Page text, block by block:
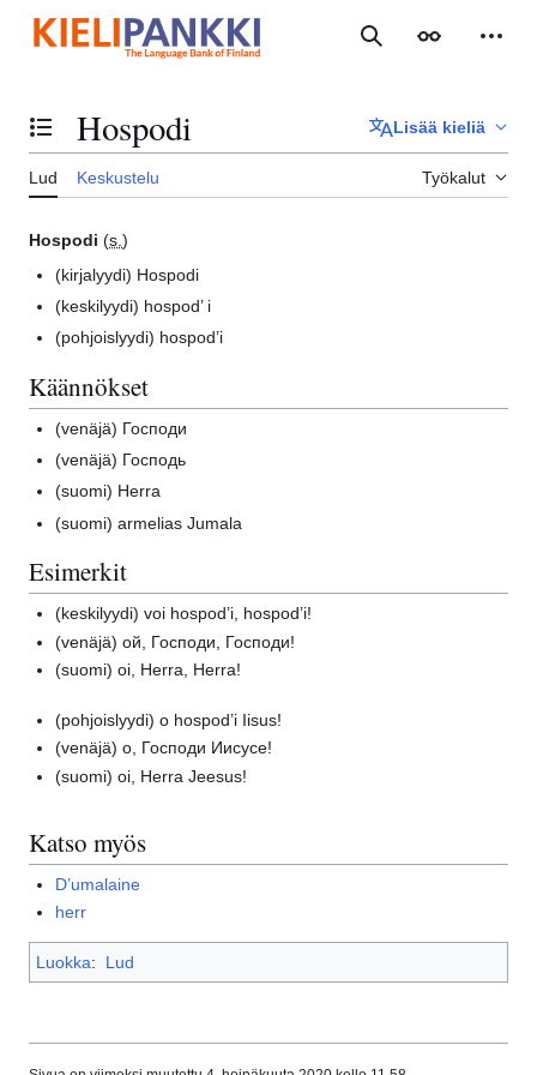
sisältöön
Haku Ulkoasu
Vaihda sisällysluettelo
Hospodi Lisää kieliä
Lud Keskustelu Työkalut
Hospodi (s. )
(kirjalyydi) Hospodi
(keskilyydi) hospod’ i
(pohjoislyydi) hospod’i
Käännökset
(venäjä) Господи
(venäjä) Господь
(suomi) Herra
(suomi)armelias Jumala
Esimerkit
(keskilyydi)voi hospod’i, hospod’i!
(venäjä)ой, Господи, Господи!
(suomi)oi, Herra, Herra!
(pohjoislyydi)o hospod’i Iisus!
(venäjä)о, Господи Иисусе!
(suomi)oi, Herra Jeesus!
Katso myös
D’umalaine
herr
Luokka: Lud